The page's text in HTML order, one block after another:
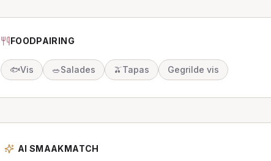
FOODPAIRING
🐟Vis 🥗Salades 🫒Tapas Gegrilde vis
AI SMAAKMATCH